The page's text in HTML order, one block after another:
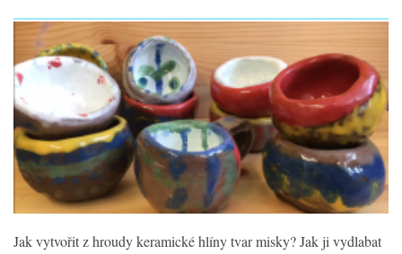
Jak vytvořit z hroudy keramické hlíny tvar misky? Jak ji vydlabat